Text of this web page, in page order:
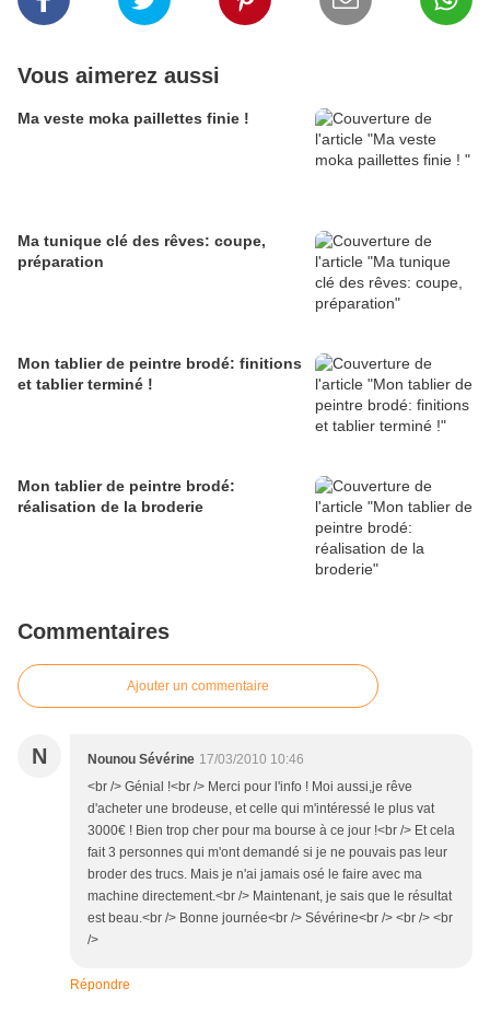
Vous aimerez aussi
Ma veste moka paillettes finie !
Ma tunique clé des rêves: coupe,
préparation
Mon tablier de peintre brodé: finitions
et tablier terminé !
Mon tablier de peintre brodé:
réalisation de la broderie
Commentaires
Ajouter un commentaire
N Nounou Sévérine 17/03/2010 10:46
<br /> Génial !<br /> Merci pour l'info ! Moi aussi,je rêve
d'acheter une brodeuse, et celle qui m'intéressé le plus vat
3000€ ! Bien trop cher pour ma bourse à ce jour !<br /> Et cela
fait 3 personnes qui m'ont demandé si je ne pouvais pas leur
broder des trucs. Mais je n'ai jamais osé le faire avec ma
machine directement.<br /> Maintenant, je sais que le résultat
est beau.<br /> Bonne journée<br /> Sévérine<br /> <br /> <br
/>
Répondre